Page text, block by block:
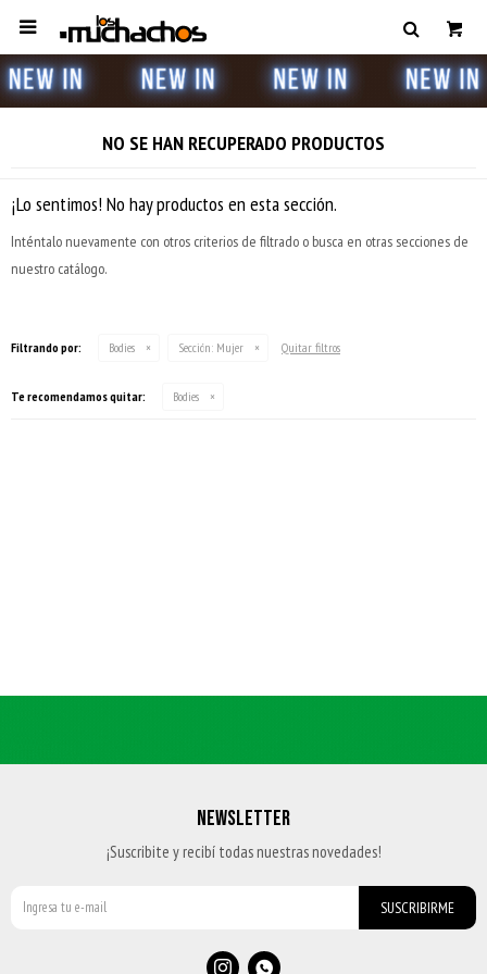

NO SE HAN RECUPERADO PRODUCTOS
¡Lo sentimos! No hay productos en esta sección.
Inténtalo nuevamente con otros criterios de filtrado o busca en otras secciones de
nuestro catálogo.
Filtrando por: Bodies Sección: Mujer Quitar filtros
Te recomendamos quitar: Bodies
NEWSLETTER
¡Suscribite y recibí todas nuestras novedades!
SUSCRIBIRME
 